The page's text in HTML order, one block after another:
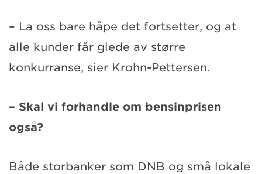
– La oss bare håpe det fortsetter, og at
alle kunder får glede av større
konkurranse, sier Krohn-Pettersen.
– Skal vi forhandle om bensinprisen
også?
Både storbanker som DNB og små lokale